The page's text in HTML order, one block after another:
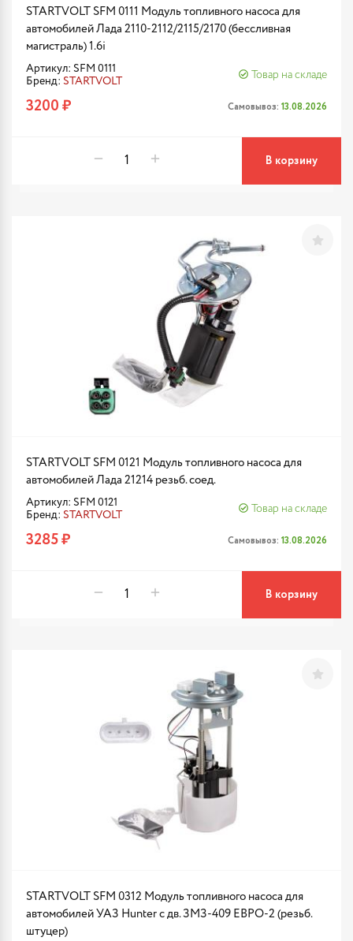
STARTVOLT SFM 0111 Модуль топливного насоса для
автомобилей Лада 2110-2112/2115/2170 (бессливная
магистраль) 1.6i
Артикул: SFM 0111
Бренд: STARTVOLT
Товар на складе
3200 ₽ Самовывоз: 13.08.2026
В корзину
STARTVOLT SFM 0121 Модуль топливного насоса для
автомобилей Лада 21214 резьб. соед.
Артикул: SFM 0121
Бренд: STARTVOLT
Товар на складе
3285 ₽ Самовывоз: 13.08.2026
В корзину
STARTVOLT SFM 0312 Модуль топливного насоса для
автомобилей УАЗ Hunter с дв. ЗМЗ-409 ЕВРО-2 (резьб.
штуцер)